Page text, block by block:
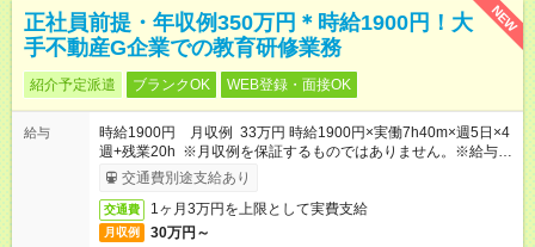
NEW
正社員前提・年収例350万円＊時給1900円！大
手不動産G企業での教育研修業務
紹介予定派遣 ブランクOK WEB登録・面接OK
給与
時給1900円 月収例 33万円 時給1900円×実働7h40m×週5日×4
週+残業20h ※月収例を保証するものではありません。※給与即
受取りサービス利用可（利用条件有）
交通費別途支給あり
交通費 1ヶ月3万円を上限として実費支給
月収例 30万円～